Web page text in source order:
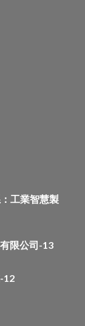
工業智慧製
限公司-13
12